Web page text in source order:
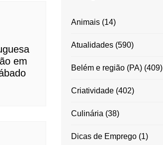
em
Animais(14)
Atualidades(590)
Belém e região (PA)(409)
Criatividade(402)
Culinária (38)
Dicas de Emprego(1)